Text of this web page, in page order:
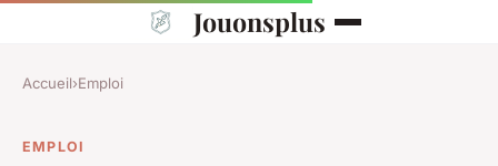
Jouonsplus
Accueil›Emploi
EMPLOI